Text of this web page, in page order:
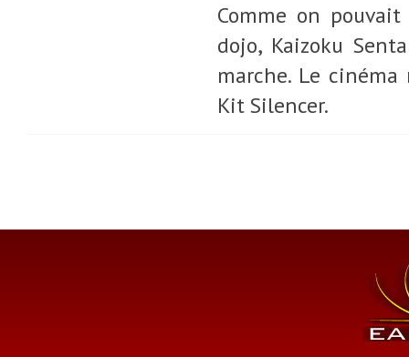
Comme on
dojo, Kaizoku
marche. Le
Kit Silencer.